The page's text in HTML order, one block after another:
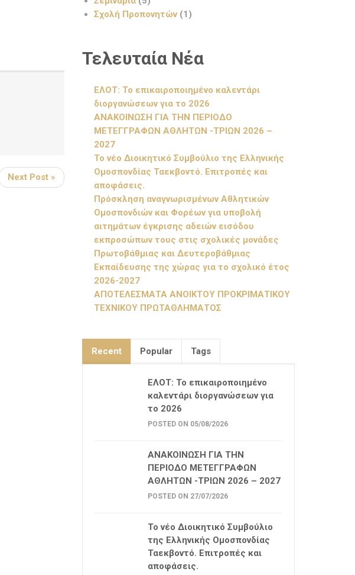
Next Post »
Σχολή Προπονητών (1)
Τελευταία Νέα
ΕΛΟΤ: Το επικαιροποιημένο καλεντάρι
διοργανώσεων για το 2026
ΑΝΑΚΟΙΝΩΣΗ ΓΙΑ ΤΗΝ ΠΕΡΙΟΔΟ
ΜΕΤΕΓΓΡΑΦΩΝ ΑΘΛΗΤΩΝ -ΤΡΙΩΝ 2026 –
2027
Το νέο Διοικητικό Συμβούλιο της Ελληνικής
Ομοσπονδίας Ταεκβοντό. Επιτροπές και
αποφάσεις.
Πρόσκληση αναγνωρισμένων Αθλητικών
Ομοσπονδιών και Φορέων για υποβολή
αιτημάτων έγκρισης αδειών εισόδου
εκπροσώπων τους στις σχολικές μονάδες
Πρωτοβάθμιας και Δευτεροβάθμιας
Εκπαίδευσης της χώρας για το σχολικό έτος
2026-2027
ΑΠΟΤΕΛΕΣΜΑΤΑ ΑΝΟΙΚΤΟΥ ΠΡΟΚΡΙΜΑΤΙΚΟΥ
ΤΕΧΝΙΚΟΥ ΠΡΩΤΑΘΛΗΜΑΤΟΣ
Recent Popular Tags
ΕΛΟΤ: Το επικαιροποιημένο
καλεντάρι διοργανώσεων για
το 2026
POSTED ON 05/08/2026
ΑΝΑΚΟΙΝΩΣΗ ΓΙΑ ΤΗΝ
ΠΕΡΙΟΔΟ ΜΕΤΕΓΓΡΑΦΩΝ
ΑΘΛΗΤΩΝ -ΤΡΙΩΝ 2026 – 2027
POSTED ON 27/07/2026
Το νέο Διοικητικό Συμβούλιο
της Ελληνικής Ομοσπονδίας
Ταεκβοντό. Επιτροπές και
αποφάσεις.